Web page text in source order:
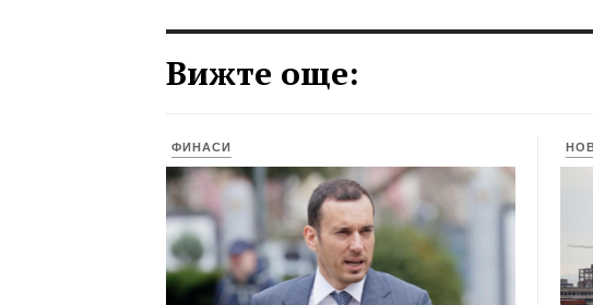
Вижте още:
ФИНАСИ